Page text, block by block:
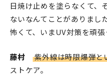
日焼け止めを塗らなくて、
ないなんてことがありまし
怖くて、いまUV対策を頑張
藤村 紫外線は時限爆弾と
ストケア。